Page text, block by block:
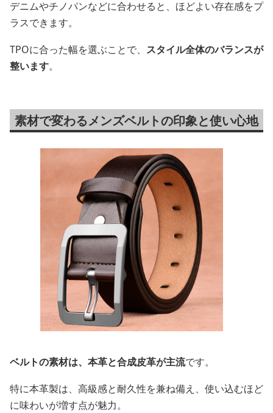
デニムやチノパンなどに合わせると、ほどよい存在感をプ
ラスできます。
TPOに合った幅を選ぶことで、 スタイル全体のバランスが
整います。
素材で変わるメンズベルトの印象と使い心地
ベルトの素材は、本革と合成皮革が主流です。
特に本革製は、高級感と耐久性を兼ね備え、使い込むほど
に味わいが増す点が魅力。